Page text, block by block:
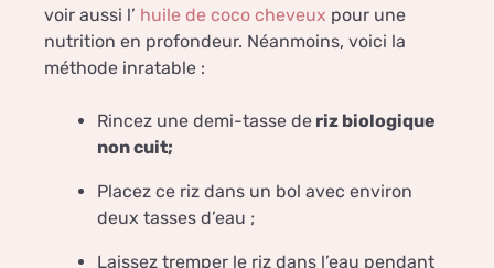
voir aussi l’ huile de coco cheveux pour une
nutrition en profondeur. Néanmoins, voici la
méthode inratable :
Rincez une demi-tasse de riz biologique
non cuit;
Placez ce riz dans un bol avec environ
deux tasses d’eau ;
Laissez tremper le riz dans l’eau pendant